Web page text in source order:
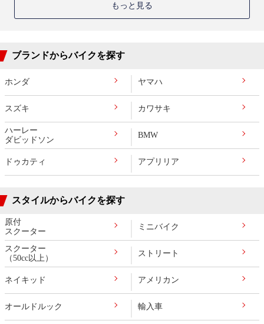
もっと見る
ブランドからバイクを探す
ホンダ ヤマハ
スズキ カワサキ
ハーレー
ダビッドソン
BMW
ドゥカティ アプリリア
スタイルからバイクを探す
原付
スクーター
ミニバイク
スクーター
（50cc以上）
ストリート
ネイキッド アメリカン
オールドルック 輸入車